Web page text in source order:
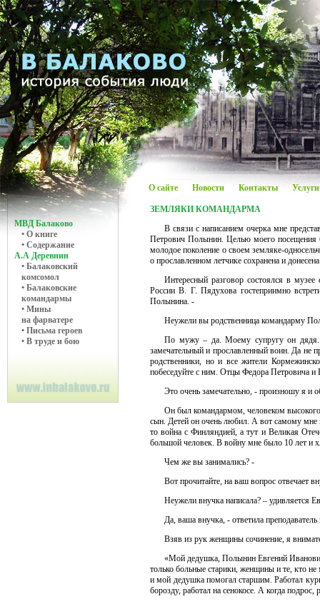
О сайте Новости Контакты Услуги
МВД Балаково
• О книге
• Содержание
А.А Деревнин
• Балаковский
комсомол
• Балаковские
командармы
• Мины
на фарватере
• Письма героев
• В труде и бою
ЗЕМЛЯКИ КОМАНДАРМА
В связи с написанием очерка мне
Петрович Полынин. Целью моего посещения
молодое поколение о своем земляке-
о прославленном летчике сохранена и
Интересный разговор состоялся в
России В. Г. Пядухова гостеприимно
Полынина. -
Неужели вы родственница командарму
По мужу – да. Моему супругу он дядя.
замечательный и прославленный воин. Да не
родственники, но и все жители
побеседуйте с ним. Отцы Федора Петровича
Это очень замечательно, - произношу я
Он был командармом, человеком
сын. Детей он очень любил. А вот самому мне
то война с Финляндией, а тут и Великая
большой человек. В войну мне было 10 лет и
Чем же вы занимались? -
Вот прочитайте, на ваш вопрос отвечает
Неужели внучка написала? – удивляется
Да, ваша внучка, - ответила преподаватель
Взяв из рук женщины сочинение, я
«Мой дедушка, Полынин Евгений
только больные старики, женщины и те, кто
и мой дедушка помогал старшим. Работал
борозду, работал на сенокосе. А когда